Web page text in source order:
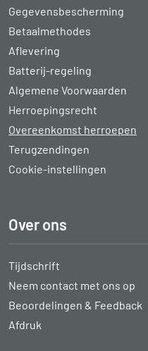
Gegevensbescherming
Betaalmethodes
Aflevering
Batterij-regeling
Algemene Voorwaarden
Herroepingsrecht
Overeenkomst herroepen
Terugzendingen
Cookie-instellingen
Over ons
Tijdschrift
Neem contact met ons op
Beoordelingen & Feedback
Afdruk